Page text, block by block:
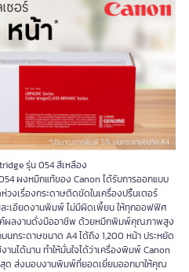
รุ่น 054 สีเหลือง
ผงหมึกแท้ของ Canon ได้รับการออกแบบ
งเรื่องกระดาษติดขัดในเครื่องปริ้นเตอร์
ะเอียดงานพิมพ์ ไม่มีผิดเพี้ยน ให้ทุกออฟฟิศ
ค์ผลงานดั่งมืออาชีพ ด้วยหมึกพิมพ์คุณภาพสูง
กระดาษขนาด A4 ได้ถึง 1,200 หน้า ประหยัด
านได้นาน ทำให้มั่นใจได้ว่าเครื่องพิมพ์ Canon
ด ส่งมอบงานพิมพ์ที่ยอดเยี่ยมออกมาให้คุณ